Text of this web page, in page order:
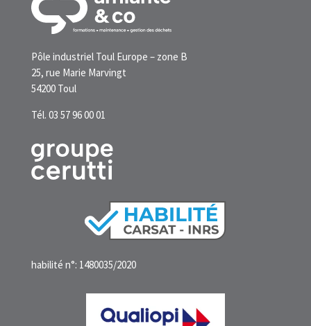
Pôle industriel Toul Europe – zone B
25, rue Marie Marvingt
54200 Toul
Tél. 03 57 96 00 01
habilité n°: 1480035/2020